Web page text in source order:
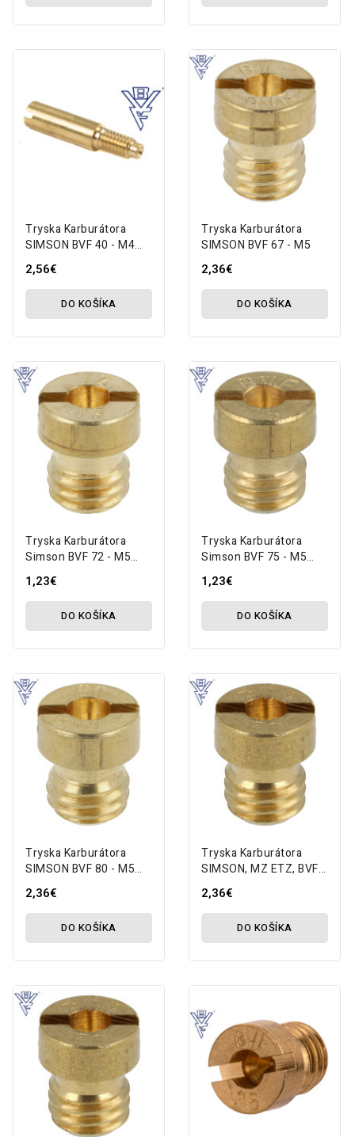
Tryska Karburátora
SIMSON BVF 40 - M4
MZA
2,56€
DO KOŠÍKA
Tryska Karburátora
SIMSON BVF 67 - M5
2,36€
DO KOŠÍKA
Tryska Karburátora
Simson BVF 72 - M5
MZA
1,23€
DO KOŠÍKA
Tryska Karburátora
Simson BVF 75 - M5
MZA
1,23€
DO KOŠÍKA
Tryska Karburátora
SIMSON BVF 80 - M5
MZA
2,36€
DO KOŠÍKA
Tryska Karburátora
SIMSON, MZ ETZ, BVF
70 - M5 MZA
2,36€
DO KOŠÍKA